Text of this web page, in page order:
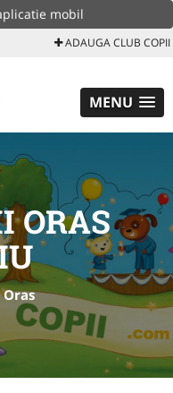
mobil
ADAUGA CLUB COPII
MENU
ORAS
Oras